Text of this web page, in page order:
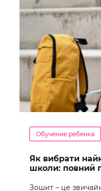
Обучение ребенка
Як вибрати
школи: повний
Зошит – це